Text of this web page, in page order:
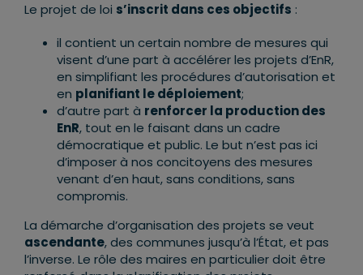
Le projet de loi s’inscrit dans ces objectifs :
il contient un certain nombre de mesures qui
visent d’une part à accélérer les projets d’EnR,
en simplifiant les procédures d’autorisation et
en planifiant le déploiement;
d’autre part à renforcer la production des
EnR, tout en le faisant dans un cadre
démocratique et public. Le but n’est pas ici
d’imposer à nos concitoyens des mesures
venant d’en haut, sans conditions, sans
compromis.
La démarche d’organisation des projets se veut
ascendante, des communes jusqu’à l’État, et pas
l’inverse. Le rôle des maires en particulier doit être